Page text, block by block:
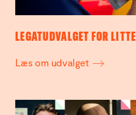
LEGATUDVALGET FOR
Læs om udvalget